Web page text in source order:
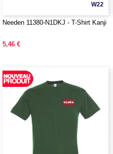
W22
Needen 11380-N1DKJ - T-Shirt Kanji
5,46 €